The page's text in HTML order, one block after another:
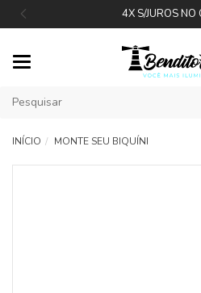
4X S/JUROS NO
INÍCIO MONTE SEU BIQUÍNI